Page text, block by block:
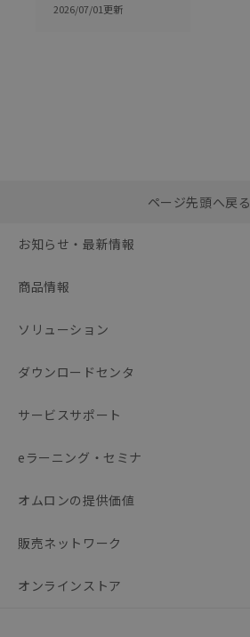
2026/07/01更新
括ダウンロード
ページ先頭へ戻る
お知らせ・最新情報
商品情報
ソリューション
ダウンロードセンタ
サービスサポート
eラーニング・セミナ
オムロンの提供価値
販売ネットワーク
オンラインストア